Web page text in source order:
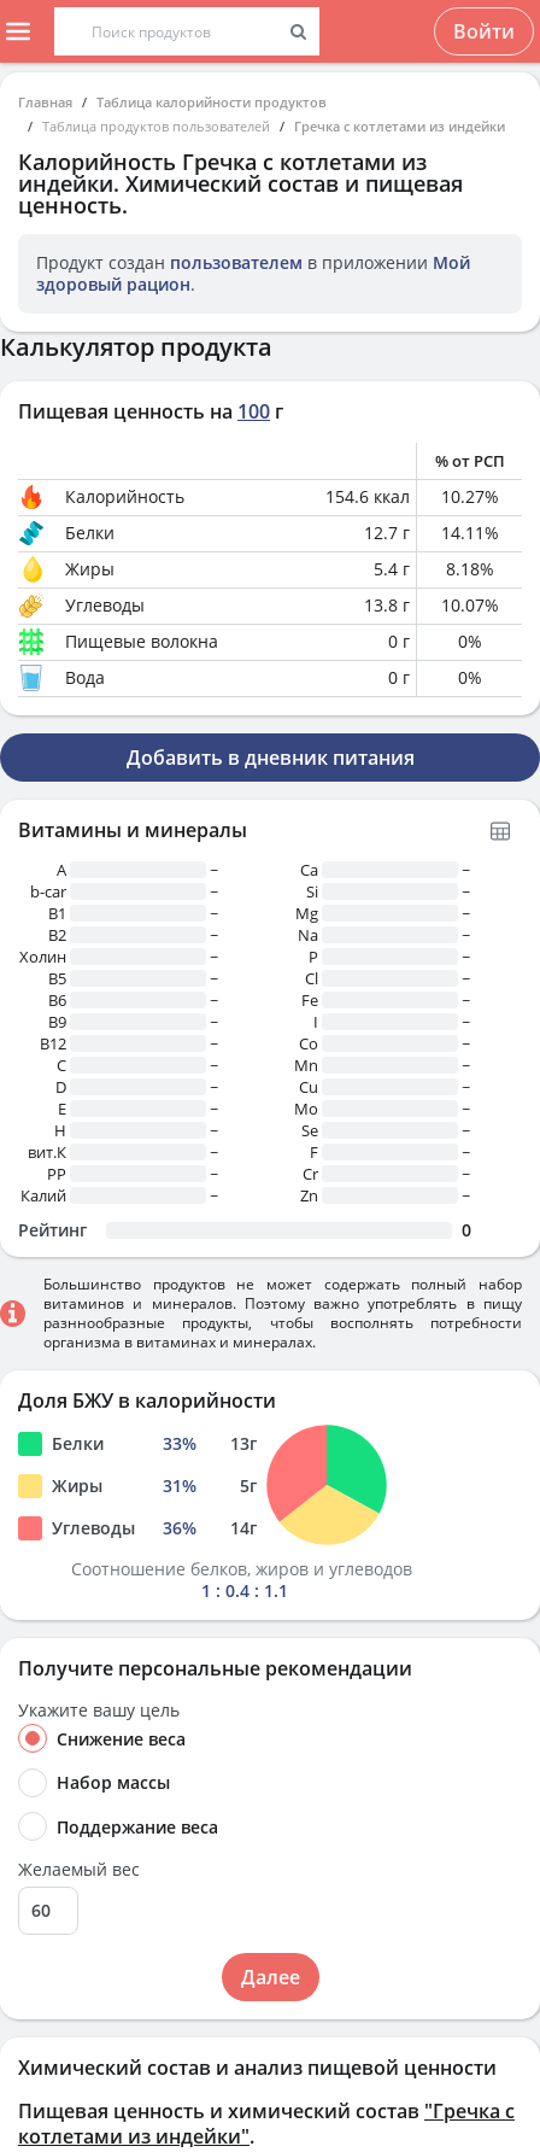
Войти
Главная
Таблица калорийности продуктов
Таблица продуктов пользователей
Гречка с котлетами из индейки
Калорийность Гречка с котлетами из
индейки. Химический состав и пищевая
ценность.
Продукт создан пользователем в приложении Мой
здоровый рацион.
Химический состав и анализ пищевой ценности
Пищевая ценность и химический состав "Гречка с
котлетами из индейки".
Калькулятор продукта
Пищевая ценность на 100 г
% от РСП
Калорийность 154.6 ккал 10.27%
Белки
12.7 г 14.11%
Жиры
5.4 г 8.18%
Углеводы
13.8 г 10.07%
Пищевые волокна
0 г 0%
Вода
0 г 0%
Добавить в дневник питания
Витамины и минералы
A
~
b-car
~
В1
~
B2
~
Холин
~
B5
~
B6
~
B9
~
B12
~
C
~
D
~
E
~
H
~
вит.К
~
PP
~
Калий
~
Ca
~
Si
~
Mg
~
Na
~
P
~
Cl
~
Fe
~
I
~
Co
~
Mn
~
Cu
~
Mo
~
Se
~
F
~
Cr
~
Zn
~
Рейтинг 0
Большинство продуктов не может содержать полный набор
витаминов и минералов. Поэтому важно употреблять в пищу
разннообразные продукты, чтобы восполнять потребности
организма в витаминах и минералах.
Доля БЖУ в калорийности
Белки 33% 13г
Жиры
31% 5г
Углеводы
36% 14г
Соотношение белков, жиров и углеводов
1 : 0.4 : 1.1
Получите персональные рекомендации
Укажите вашу цель
Снижение веса
Набор массы
Поддержание веса
Желаемый вес
Далее